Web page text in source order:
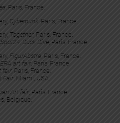
, Paris, France.
Cyberpunk , Paris, France.
Together, Paris, France.
Spot24, Duck Dive , Paris, France.
FigurAbstra , Paris, France.
art fair, Paris, France.
fair, Paris, France.
Fair, Miami, USA.
Art fair, Paris, France.
Belgique.